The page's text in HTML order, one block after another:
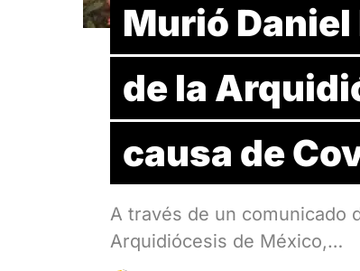
Murió
de la
causa de
A través de un comunicado
Arquidiócesis de México,…